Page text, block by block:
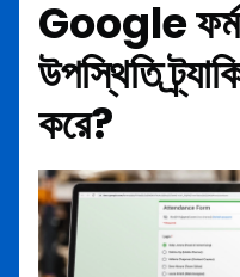
Google
উপস্থিতি
করে?